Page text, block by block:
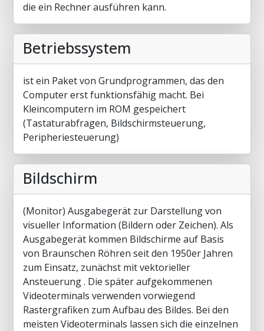
die ein Rechner ausführen kann.
Betriebssystem
ist ein Paket von Grundprogrammen, das den
Computer erst funktionsfähig macht. Bei
Kleincomputern im ROM gespeichert
(Tastaturabfragen, Bildschirmsteuerung,
Peripheriesteuerung)
Bildschirm
(Monitor) Ausgabegerät zur Darstellung von
visueller Information (Bildern oder Zeichen). Als
Ausgabegerät kommen Bildschirme auf Basis
von Braunschen Röhren seit den 1950er Jahren
zum Einsatz, zunächst mit vektorieller
Ansteuerung . Die später aufgekommenen
Videoterminals verwenden vorwiegend
Rastergrafiken zum Aufbau des Bildes. Bei den
meisten Videoterminals lassen sich die einzelnen